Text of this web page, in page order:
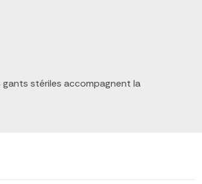
stériles accompagnent la